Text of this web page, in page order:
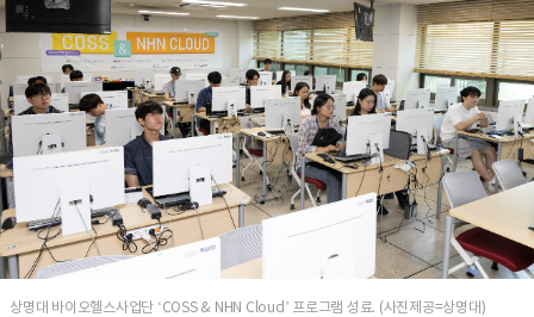
상명대 바이오헬스사업단 ‘COSS & NHN Cloud’ 프로그램 성료. (사진제공=상명대)